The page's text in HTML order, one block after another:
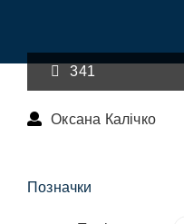
341
Оксана Калічко
Позначки